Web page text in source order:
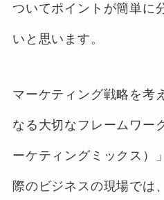
ついてポイントが簡単に
いと思います。
マーケティング戦略を考
なる大切なフレームワー
ーケティングミックス）
際のビジネスの現場では